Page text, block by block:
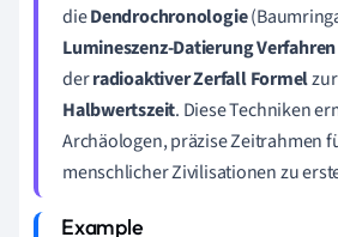
dieDendrochronologie
Lumineszenz-Datierung Verfahren
derradioaktiver Zerfall Formel
Halbwertszeit. Diese Techniken
Archäologen, präzise Zeitrahmen
menschlicher Zivilisationen zu